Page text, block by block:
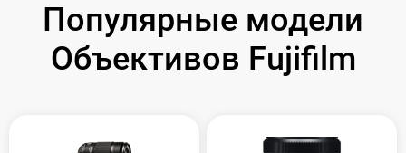
Популярные модели
Объективов Fujifilm